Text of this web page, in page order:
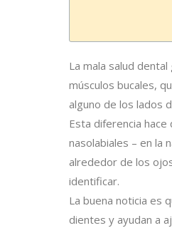
La mala salud
músculos bucales,
alguno de los lados
Esta diferencia
nasolabiales – en la
alrededor de los
identificar.​
La buena noticia es
dientes y ayudan a